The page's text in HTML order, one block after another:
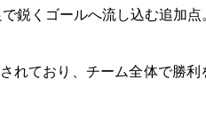
鋭くゴールへ流し込む追加
れており、チーム全体で勝利